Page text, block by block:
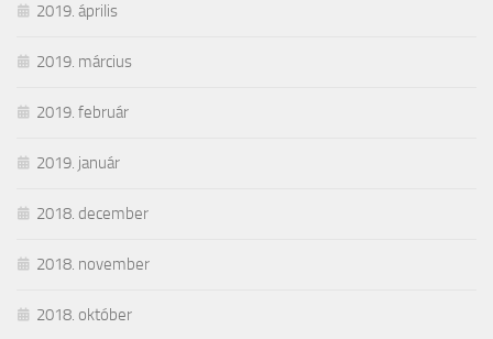
2019. április
2019. március
2019. február
2019. január
2018. december
2018. november
2018. október